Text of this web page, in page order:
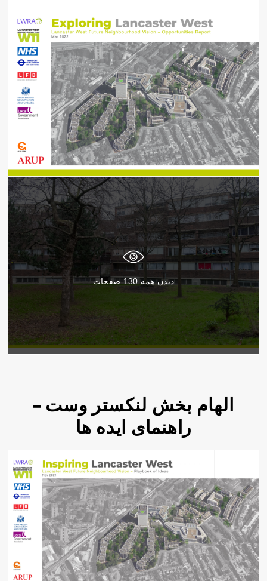
دیدن همه 130 صفحات
الهام بخش لنکستر وست –
راهنمای ایده ها